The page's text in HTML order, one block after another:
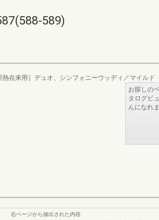
589)
来用］デュオ、シンフォニーウッディ／マイルド
お探しの
タログビ
んになれま
右ページから抽出された内容